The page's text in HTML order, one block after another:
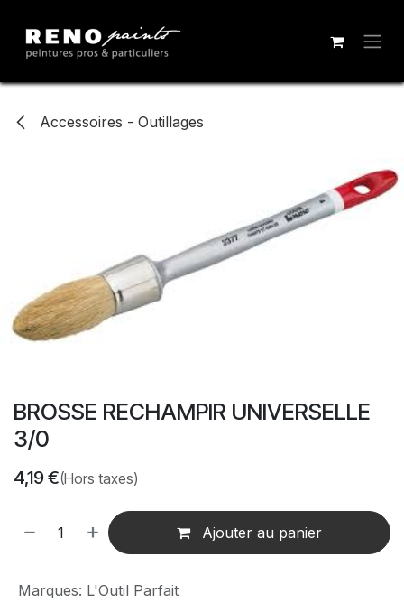
Accessoires - Outillages
BROSSE RECHAMPIR UNIVERSELLE
3/0
4,19€(Hors taxes)
Ajouter au panier
Marques: L'Outil Parfait